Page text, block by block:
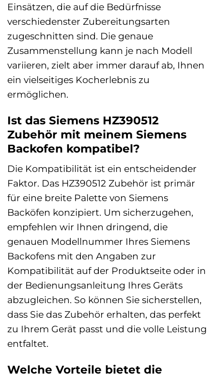
Einsätzen, die auf die Bedürfnisse
verschiedenster Zubereitungsarten
zugeschnitten sind. Die genaue
Zusammenstellung kann je nach Modell
variieren, zielt aber immer darauf ab, Ihnen
ein vielseitiges Kocherlebnis zu
ermöglichen.
Ist das Siemens HZ390512
Zubehör mit meinem Siemens
Backofen kompatibel?
Die Kompatibilität ist ein entscheidender
Faktor. Das HZ390512 Zubehör ist primär
für eine breite Palette von Siemens
Backöfen konzipiert. Um sicherzugehen,
empfehlen wir Ihnen dringend, die
genauen Modellnummer Ihres Siemens
Backofens mit den Angaben zur
Kompatibilität auf der Produktseite oder in
der Bedienungsanleitung Ihres Geräts
abzugleichen. So können Sie sicherstellen,
dass Sie das Zubehör erhalten, das perfekt
zu Ihrem Gerät passt und die volle Leistung
entfaltet.
Welche Vorteile bietet die